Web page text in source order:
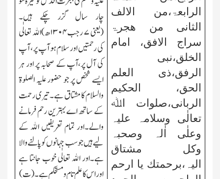
الرابعۃ،من الالف
الثانی من ھجرۃ
سراج الافق، امام
الخلق،نبی
الرفق،ذی العلم
الحق، الحکیم
الربانی،صلوات اﷲ
تعالٰی وسلامہ علیہ
وعلٰی اٰلہ وصحبہ
وکل مشتاق
الیہ،برحمتك یا ارحم
چار سال گزر چکے ہیں۔
(یعنی۷رجب۱۳۰۴ھ)اﷲ تعالٰی
کی رحمتیں اور سلام ہو آپ پر، آپ
کی آل پر،آپ کے صحابہ پر اور ہر
ایسے شخص پر جو حضور علیہ الصلوۃ
والسلام کا مشتاق ہے۔تیری رحمت
کے ساتھ اے بہترین رحم فرمانے
والے۔اور تمام تعریفیں اﷲ کے
لیے ہیں جو سب جہانوں کو پالنے والا
ہے۔اور اﷲ تعالٰی خوب جانتا ہے
اور اس کا علم تام و مستحکم ہے۔(ت)